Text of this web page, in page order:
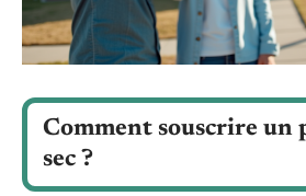
Comment souscrire un
sec ?